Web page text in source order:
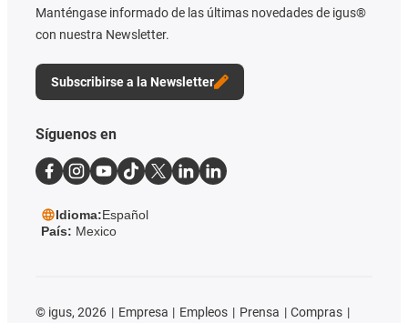
Manténgase informado de las últimas novedades de igus®
con nuestra Newsletter.
Subscribirse a la Newsletter
Síguenos en
Idioma:Español
País: Mexico
© igus, 2026 Empresa Empleos Prensa
Compras